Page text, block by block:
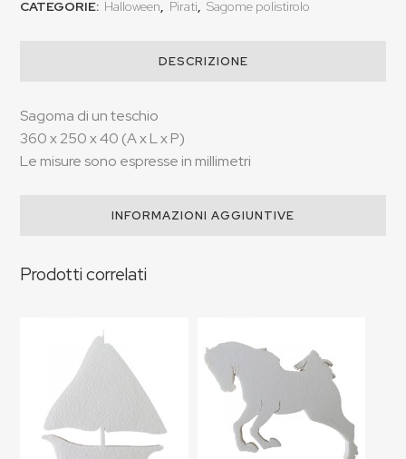
CATEGORIE: Halloween, Pirati, Sagome polistirolo
DESCRIZIONE
Sagoma di un teschio
360 x 250 x 40 (A x L x P)
Le misure sono espresse in millimetri
INFORMAZIONI AGGIUNTIVE
Prodotti correlati